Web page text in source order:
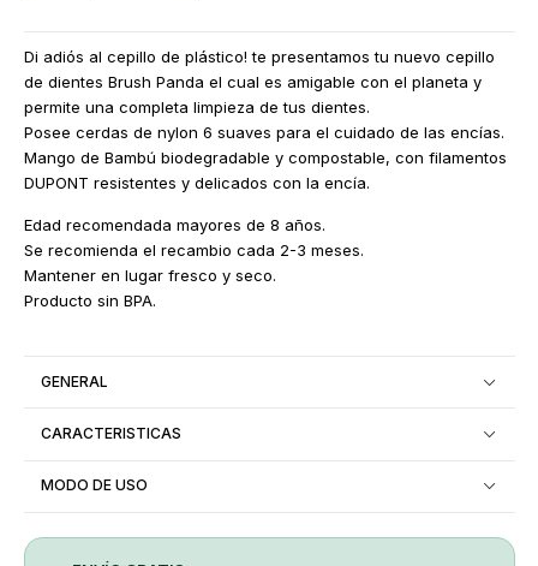
Di adiós al cepillo de plástico! te presentamos tu nuevo cepillo
de dientes Brush Panda el cual es amigable con el planeta y
permite una completa limpieza de tus dientes.
Posee cerdas de nylon 6 suaves para el cuidado de las encías.
Mango de Bambú biodegradable y compostable, con filamentos
DUPONT resistentes y delicados con la encía.
Edad recomendada mayores de 8 años.
Se recomienda el recambio cada 2-3 meses.
Mantener en lugar fresco y seco.
Producto sin BPA.
GENERAL
CARACTERISTICAS
MODO DE USO